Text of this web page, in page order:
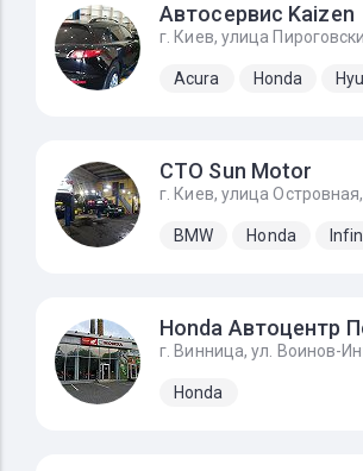
Автосервис Kaizen
г. Киев, улица
Acura Honda
СТО Sun Motor
г. Киев, улица
BMW Honda
Honda Автоцентр
Honda